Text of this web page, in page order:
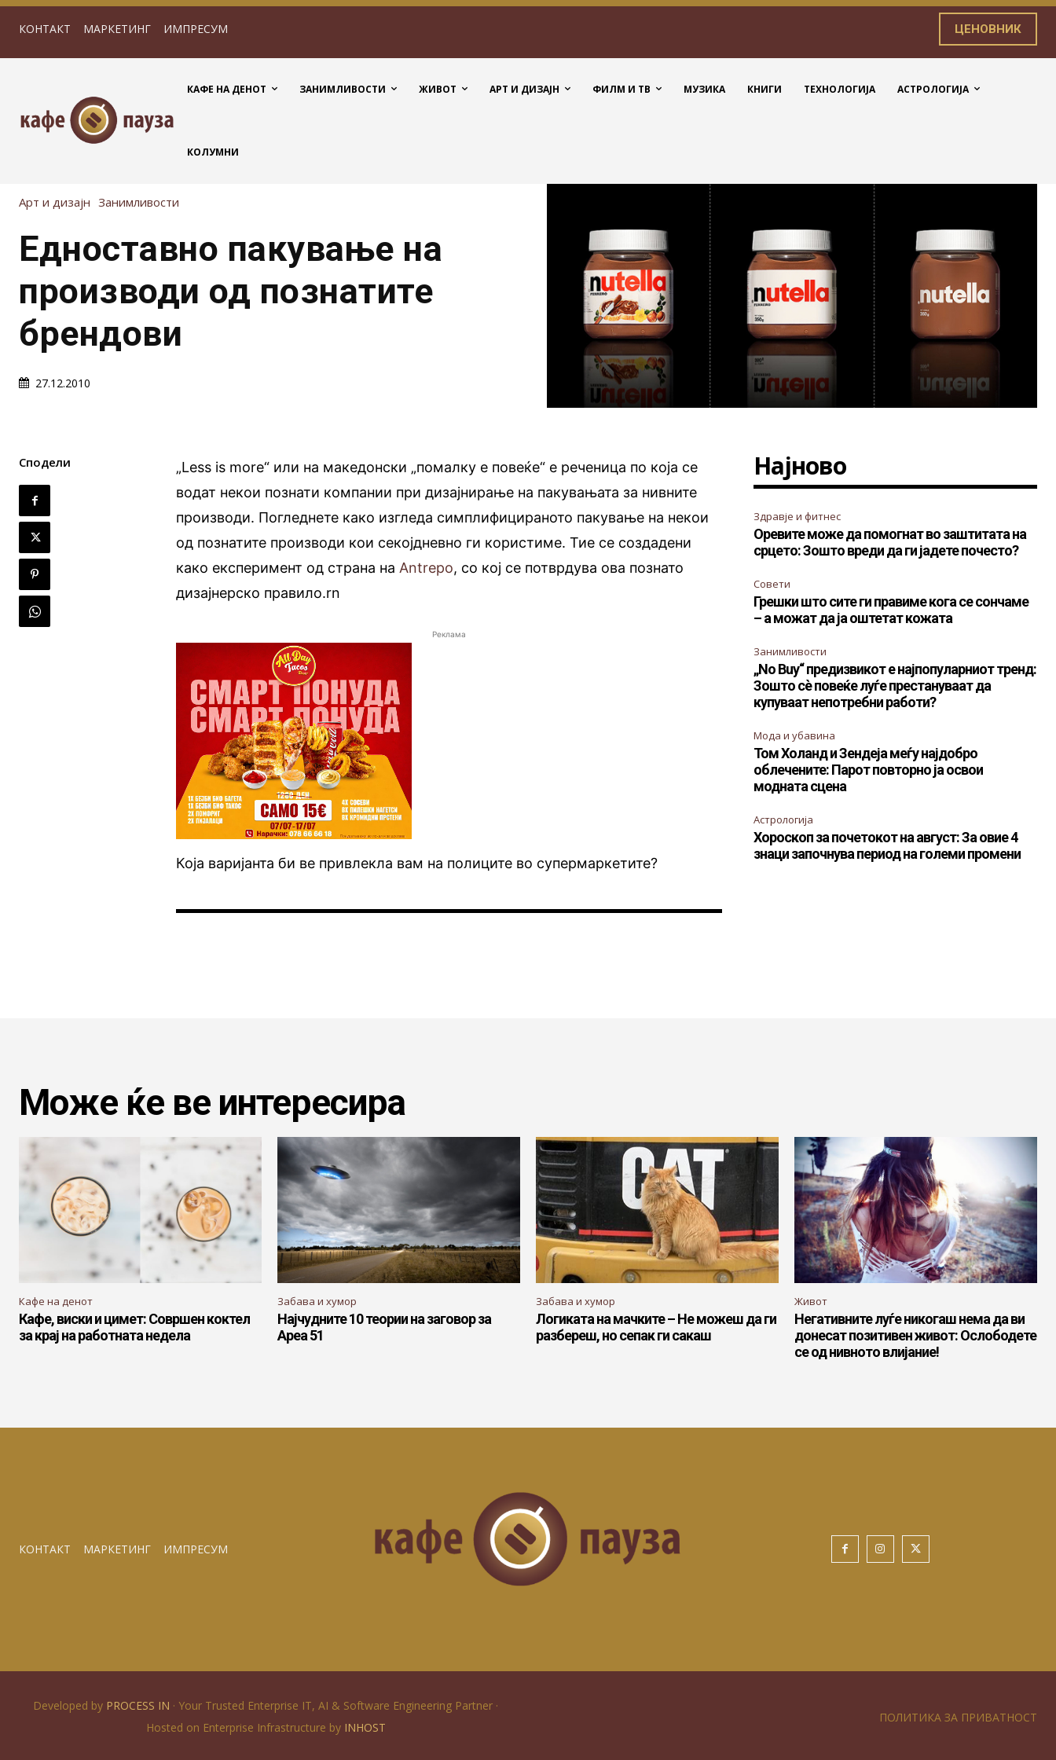
КОНТАКТ МАРКЕТИНГ ИМПРЕСУМ ЦЕНОВНИК
КАФЕ НА ДЕНОТ ЗАНИМЛИВОСТИ ЖИВОТ АРТ И ДИЗАЈН ФИЛМ И ТВ МУЗИКА КНИГИ ТЕХНОЛОГИЈА АСТРОЛОГИЈА
КОЛУМНИ
Арт и дизајн Занимливости
Едноставно пакување на
производи од познатите
брендови
27.12.2010
Сподели
„Less is more“ или на македонски „помалку е повеќе“ е реченица по која се
водат некои познати компании при дизајнирање на пакувањата за нивните
производи. Погледнете како изгледа симплифицираното пакување на некои
од познатите производи кои секојдневно ги користиме. Тие се создадени
како експеримент од страна наAntrepo, со кој се потврдува ова познато
дизајнерско правило.rn
Реклама
Која варијанта би ве привлекла вам на полиците во супермаркетите?
Најново
Здравје и фитнес
Оревите може да помогнат во заштитата на
срцето: Зошто вреди да ги јадете почесто?
Совети
Грешки што сите ги правиме кога се сончаме
– а можат да ја оштетат кожата
Занимливости
„No Buy“ предизвикот е најпопуларниот тренд:
Зошто сè повеќе луѓе престануваат да
купуваат непотребни работи?
Мода и убавина
Том Холанд и Зендеја меѓу најдобро
облечените: Парот повторно ја освои
модната сцена
Астрологија
Хороскоп за почетокот на август: За овие 4
знаци започнува период на големи промени
Може ќе ве интересира
Кафе на денот
Кафе, виски и цимет: Совршен коктел
за крај на работната недела
Забава и хумор
Најчудните 10 теории на заговор за
Ареа 51
Забава и хумор
Логиката на мачките – Не можеш да ги
разбереш, но сепак ги сакаш
Живот
Негативните луѓе никогаш нема да ви
донесат позитивен живот: Ослободете
се од нивното влијание!
КОНТАКТ МАРКЕТИНГ ИМПРЕСУМ
Developed by PROCESS IN · Your Trusted Enterprise IT, AI & Software Engineering Partner ·
Hosted on Enterprise Infrastructure by INHOST
ПОЛИТИКА ЗА ПРИВАТНОСТ